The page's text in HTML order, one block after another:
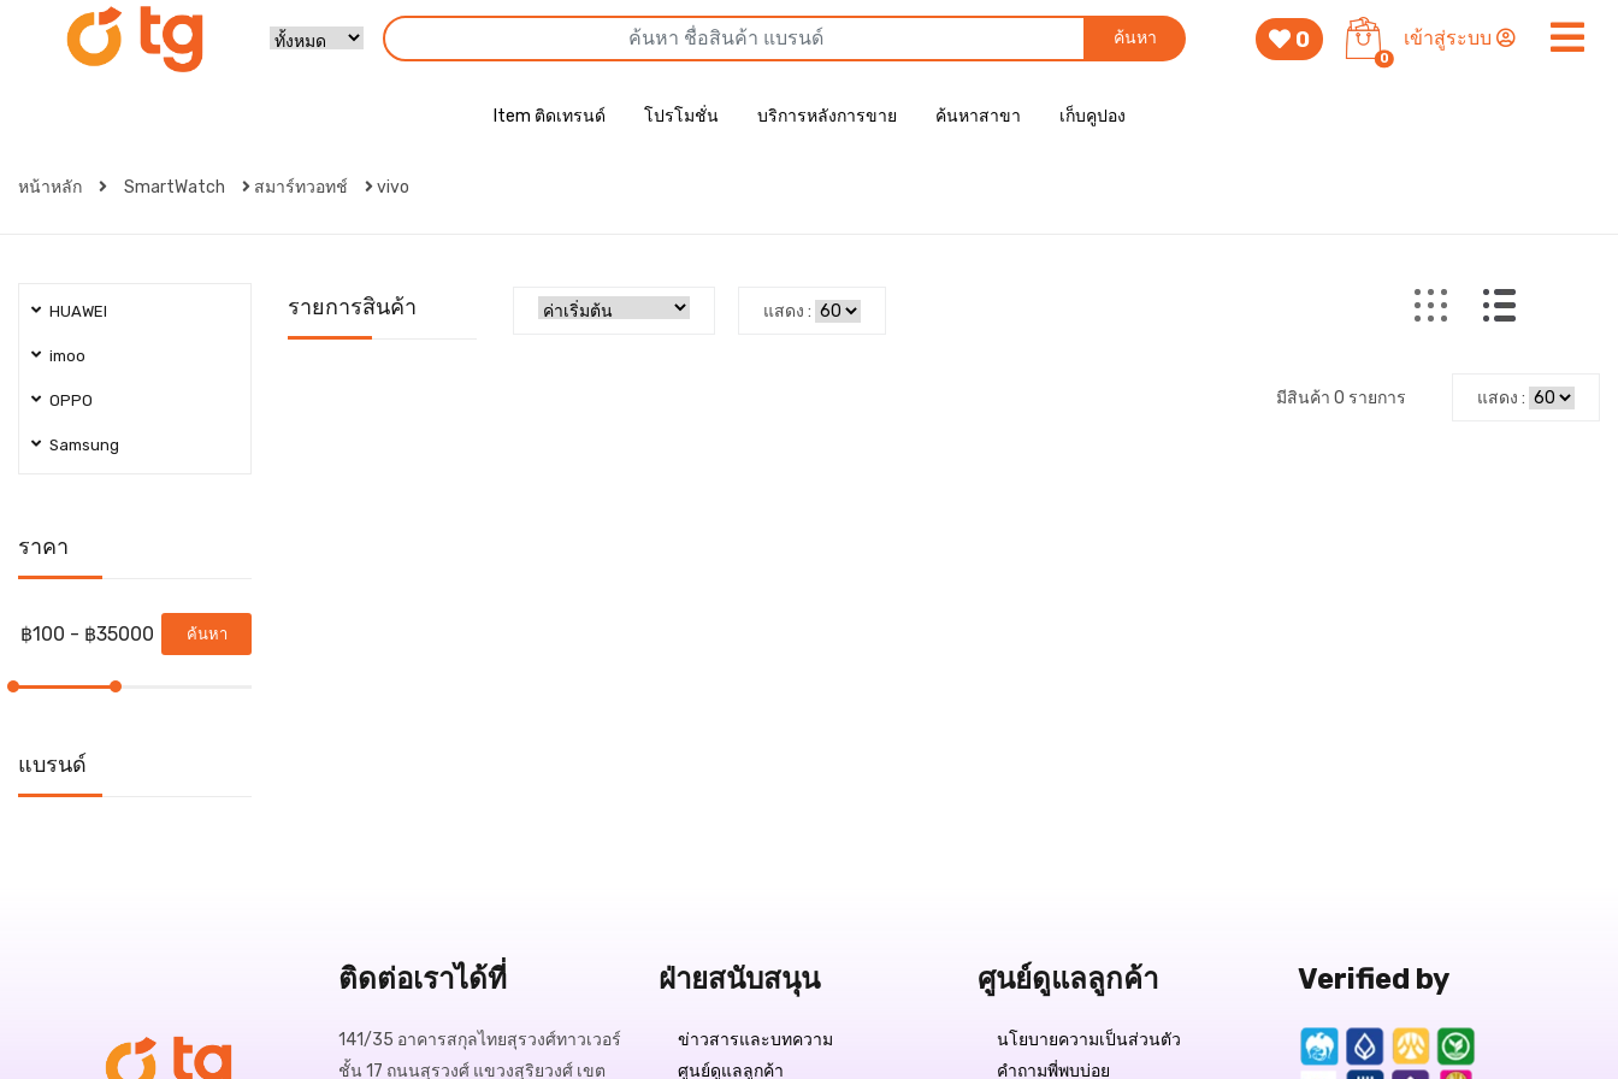
ค้นหา 0
0
เข้าสู่ระบบ
Item ติดเทรนด์ โปรโมชั่น บริการหลังการขาย ค้นหาสาขา เก็บคูปอง
หน้าหลัก SmartWatch สมาร์ทวอทช์ vivo
HUAWEI
imoo
OPPO
Samsung
ราคา
ค้นหา
แบรนด์
รายการสินค้า แสดง :
มีสินค้า 0 รายการ แสดง :
ติดต่อเราได้ที่
141/35 อาคารสกุลไทยสุรวงศ์ทาวเวอร์
ชั้น 17 ถนนสุรวงศ์ แขวงสุริยวงศ์ เขต
ฝ่ายสนับสนุน
ข่าวสารและบทความ
ศูนย์ดูแลลูกค้า
ศูนย์ดูแลลูกค้า
นโยบายความเป็นส่วนตัว
คำถามพี่พบบ่อย
Verified by